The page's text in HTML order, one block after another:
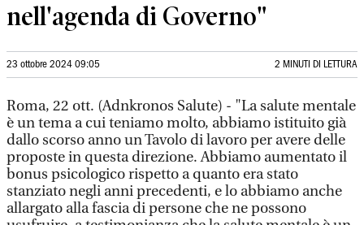
nell'agenda di Governo"
23 ottobre 2024 09:05 2 MINUTI DI LETTURA
Roma, 22 ott. (Adnkronos Salute) - "La salute mentale
è un tema a cui teniamo molto, abbiamo istituito già
dallo scorso anno un Tavolo di lavoro per avere delle
proposte in questa direzione. Abbiamo aumentato il
bonus psicologico rispetto a quanto era stato
stanziato negli anni precedenti, e lo abbiamo anche
allargato alla fascia di persone che ne possono